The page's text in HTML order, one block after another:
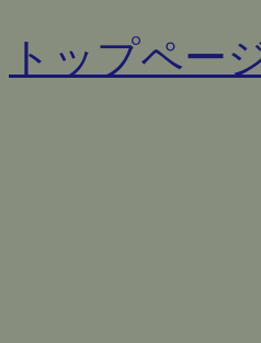
トップペー